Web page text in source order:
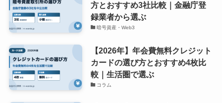
方とおすすめ3社比較｜金融庁登
録業者から選ぶ
暗号資産・Web3
【2026年】年会費無料クレジット
カードの選び方とおすすめ4枚比
較｜生活圏で選ぶ
コラム